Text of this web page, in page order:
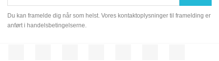
Du kan framelde dig når som helst. Vores kontaktoplysninger til framelding er
anført i handelsbetingelserne.